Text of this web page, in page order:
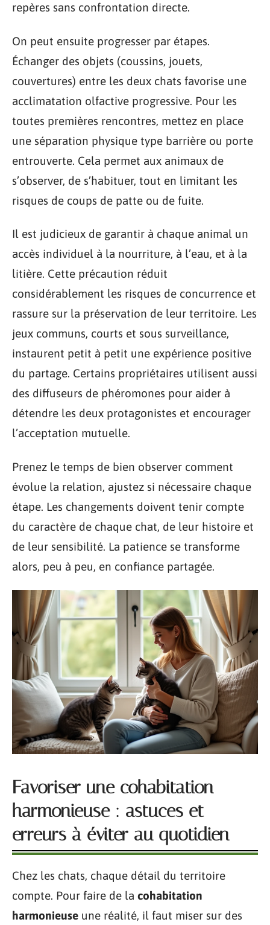
repères sans confrontation directe.
On peut ensuite progresser par étapes.
Échanger des objets (coussins, jouets,
couvertures) entre les deux chats favorise une
acclimatation olfactive progressive. Pour les
toutes premières rencontres, mettez en place
une séparation physique type barrière ou porte
entrouverte. Cela permet aux animaux de
s’observer, de s’habituer, tout en limitant les
risques de coups de patte ou de fuite.
Il est judicieux de garantir à chaque animal un
accès individuel à la nourriture, à l’eau, et à la
litière. Cette précaution réduit
considérablement les risques de concurrence et
rassure sur la préservation de leur territoire. Les
jeux communs, courts et sous surveillance,
instaurent petit à petit une expérience positive
du partage. Certains propriétaires utilisent aussi
des diffuseurs de phéromones pour aider à
détendre les deux protagonistes et encourager
l’acceptation mutuelle.
Prenez le temps de bien observer comment
évolue la relation, ajustez si nécessaire chaque
étape. Les changements doivent tenir compte
du caractère de chaque chat, de leur histoire et
de leur sensibilité. La patience se transforme
alors, peu à peu, en confiance partagée.
Favoriser une cohabitation
harmonieuse : astuces et
erreurs à éviter au quotidien
Chez les chats, chaque détail du territoire
compte. Pour faire de la cohabitation
harmonieuse une réalité, il faut miser sur des